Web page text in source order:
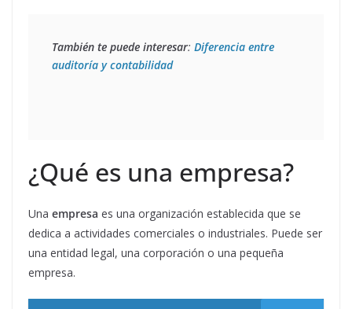
También te puede interesar: Diferencia entre
auditoría y contabilidad
¿Qué es una empresa?
Una empresa es una organización establecida que se
dedica a actividades comerciales o industriales. Puede ser
una entidad legal, una corporación o una pequeña
empresa.